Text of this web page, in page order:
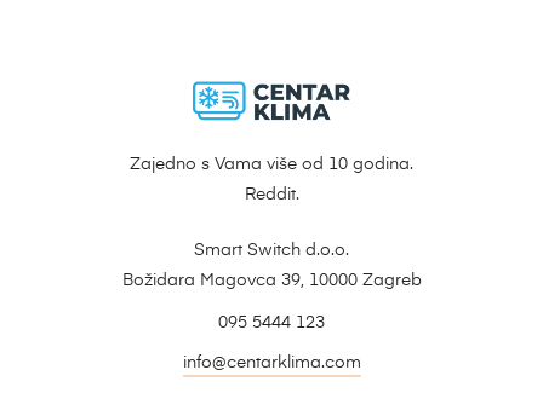
Zajedno s Vama više od 10 godina.
Reddit.
Smart Switch d.o.o.
Božidara Magovca 39, 10000 Zagreb
095 5444 123
info@centarklima.com